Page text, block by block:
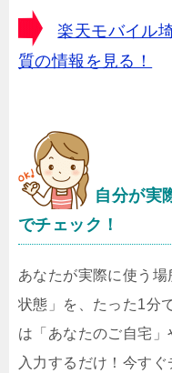
楽天モバイル
質の情報を見る！
自分が実
でチェック！
あなたが実際に使う
状態」を、たった1分
は「あなたのご自宅
入力するだけ！今すぐ